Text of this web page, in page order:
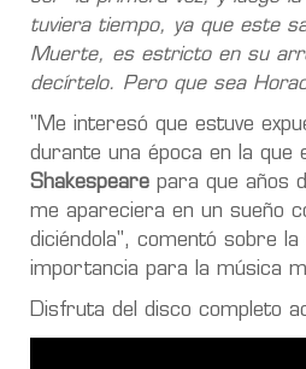
tuviera tiempo, ya que este
Muerte, es estricto en su
decírtelo. Pero que sea
"Me interesó que estuve
durante una época en la que
Shakespeare para que años
me apareciera en un sueño
diciéndola", comentó sobre la
importancia para la música
Disfruta del disco completo